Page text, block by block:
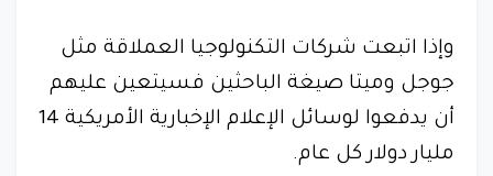
وإذا اتبعت شركات التكنولوجيا العملاقة مثل
جوجل وميتا صيغة الباحثين فسيتعين عليهم
أن يدفعوا لوسائل الإعلام الإخبارية الأمريكية 14
مليار دولار كل عام.